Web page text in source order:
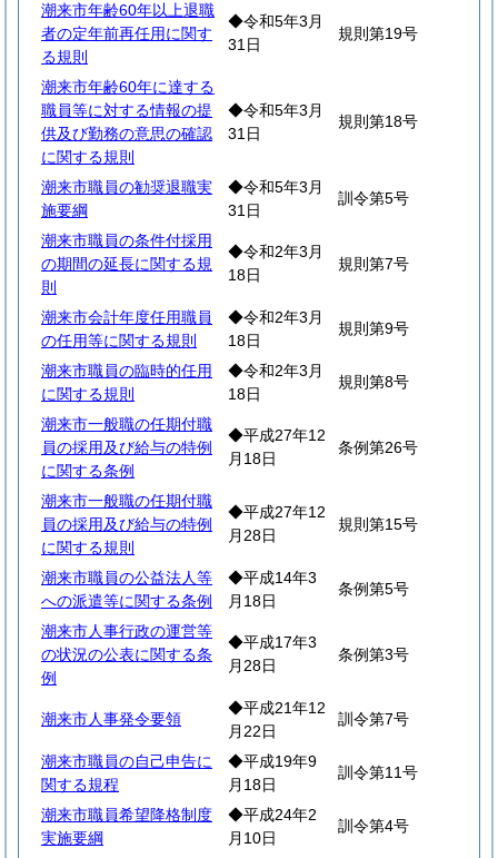
潮来市年齢60年以上退職
者の定年前再任用に関す
る規則
◆令和5年3月
31日
規則第19号
潮来市年齢60年に達する
職員等に対する情報の提
供及び勤務の意思の確認
に関する規則
◆令和5年3月
31日
規則第18号
潮来市職員の勧奨退職実
施要綱
◆令和5年3月
31日
訓令第5号
潮来市職員の条件付採用
の期間の延長に関する規
則
◆令和2年3月
18日
規則第7号
潮来市会計年度任用職員
の任用等に関する規則
◆令和2年3月
18日
規則第9号
潮来市職員の臨時的任用
に関する規則
◆令和2年3月
18日
規則第8号
潮来市一般職の任期付職
員の採用及び給与の特例
に関する条例
◆平成27年12
月18日
条例第26号
潮来市一般職の任期付職
員の採用及び給与の特例
に関する規則
◆平成27年12
月28日
規則第15号
潮来市職員の公益法人等
への派遣等に関する条例
◆平成14年3
月18日
条例第5号
潮来市人事行政の運営等
の状況の公表に関する条
例
◆平成17年3
月28日
条例第3号
潮来市人事発令要領
◆平成21年12
月22日
訓令第7号
潮来市職員の自己申告に
関する規程
◆平成19年9
月18日
訓令第11号
潮来市職員希望降格制度
実施要綱
◆平成24年2
月10日
訓令第4号